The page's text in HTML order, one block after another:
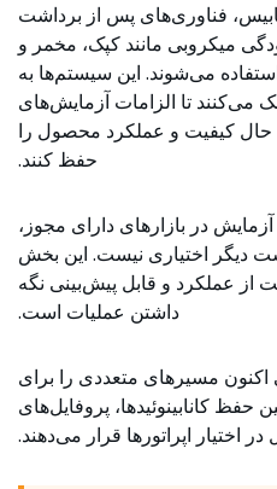
فناوری‌های پس از برداشت
میکروبی مانند کپک، مخمر و
می‌شوند. این سیستم‌ها به
می‌کنند تا الزامات آزمایش‌های
حال کیفیت و عملکرد محصول را
حفظ کنند.
در بازارهای دارای مجوز،
دیگر اختیاری نیست. این بخش
عملکرد و قابل پیش‌بینی نگه
داشتن عملیات است.
مسیرهای متعددی را برای
کانابینوئیدها، پروفایل‌های
اختیار اپراتورها قرار می‌دهند.